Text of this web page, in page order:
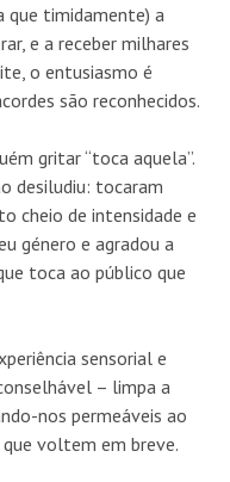
que timidamente) a
e a receber milhares
o entusiasmo é
são reconhecidos.
gritar “toca aquela”.
desiludiu: tocaram
cheio de intensidade e
género e agradou a
toca ao público que
sensorial e
– limpa a
nos permeáveis ao
voltem em breve.